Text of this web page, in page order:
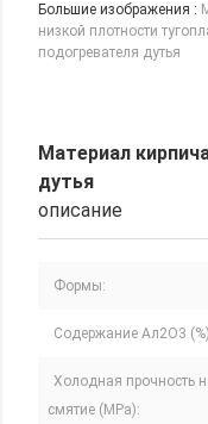
Большие изображения :
низкой плотности
подогревателя дутья
Материал
дутья
описание
Формы:
Содержание Ал2О3
Холодная прочность
смятие (MPa):